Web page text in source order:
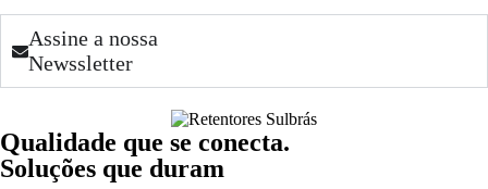
Assine a nossa
Newssletter
Qualidade que se conecta.
Soluções que duram